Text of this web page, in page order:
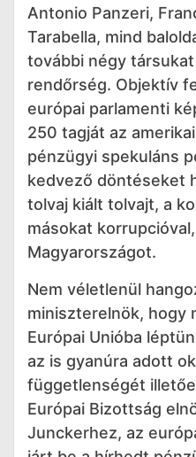
Antonio Panzeri,
Tarabella, mind
további négy
rendőrség. Objektív
európai parlamenti
250 tagját az
pénzügyi spekuláns
kedvező döntéseket
tolvaj kiált tolvajt, a
másokat
Magyarországot.
Nem véletlenül
miniszterelnök, hogy
Európai Unióba
az is gyanúra adott
függetlenségét
Európai Bizottság
Junckerhez, az